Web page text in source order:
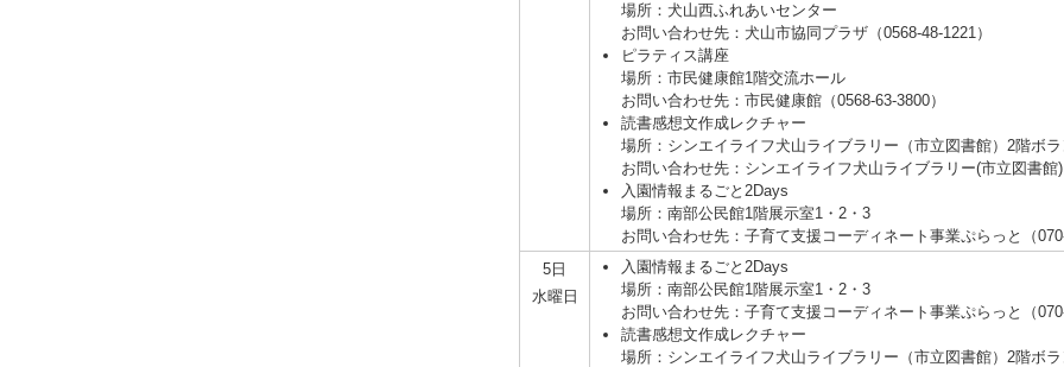
場所：犬山西ふれあいセンター
お問い合わせ先：犬山市協同プラザ（0568-48-1221）
ピラティス講座
場所：市民健康館1階交流ホール
お問い合わせ先：市民健康館（0568-63-3800）
読書感想文作成レクチャー
場所：シンエイライフ犬山ライブラリー（市立図書館）2階ボ
お問い合わせ先：シンエイライフ犬山ライブラリー(市立図書館
入園情報まるごと2Days
場所：南部公民館1階展示室1・2・3
お問い合わせ先：子育て支援コーディネート事業ぷらっと（
5日
水曜日
入園情報まるごと2Days
場所：南部公民館1階展示室1・2・3
お問い合わせ先：子育て支援コーディネート事業ぷらっと（
読書感想文作成レクチャー
場所：シンエイライフ犬山ライブラリー（市立図書館）2階ボ